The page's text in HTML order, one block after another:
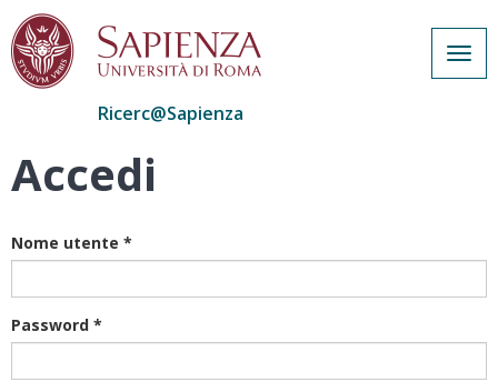
Salta
Ricerc@Sapienza
Accedi
Nome utente *
Password *